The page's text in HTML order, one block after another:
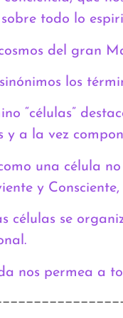
todo lo
del gran
los
“células”
y a la vez
una célula
y
células se
nos permea a